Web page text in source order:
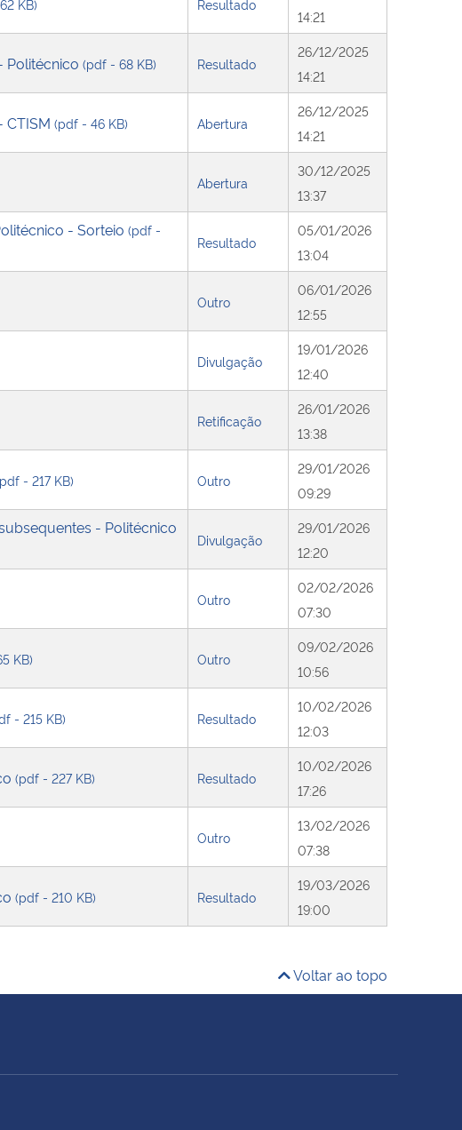
KB) Resultado
14:21
Politécnico (pdf - 68 KB) Resultado
26/12/2025
14:21
CTISM (pdf - 46 KB) Abertura
26/12/2025
14:21
Abertura
30/12/2025
13:37
- Sorteio (pdf -
Resultado
05/01/2026
13:04
Outro
06/01/2026
12:55
Divulgação
19/01/2026
12:40
Retificação
26/01/2026
13:38
- 217 KB) Outro
29/01/2026
09:29
- Politécnico
Divulgação
29/01/2026
12:20
Outro
02/02/2026
07:30
KB) Outro
09/02/2026
10:56
- 215 KB) Resultado
10/02/2026
12:03
(pdf - 227 KB) Resultado
10/02/2026
17:26
Outro
13/02/2026
07:38
(pdf - 210 KB) Resultado
19/03/2026
19:00
Voltar ao topo